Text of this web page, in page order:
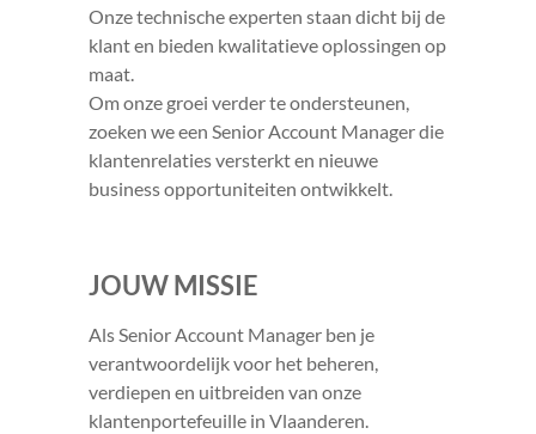
Onze technische experten staan dicht bij de
klant en bieden kwalitatieve oplossingen op
maat.
Om onze groei verder te ondersteunen,
zoeken we een Senior Account Manager die
klantenrelaties versterkt en nieuwe
business opportuniteiten ontwikkelt.
JOUW MISSIE
Als Senior Account Manager ben je
verantwoordelijk voor het beheren,
verdiepen en uitbreiden van onze
klantenportefeuille in Vlaanderen.